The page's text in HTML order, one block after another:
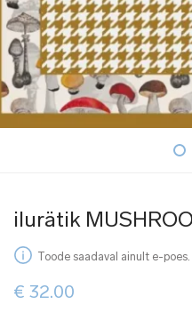
ilurätik
Toode saadaval ainult e-
€ 32.00